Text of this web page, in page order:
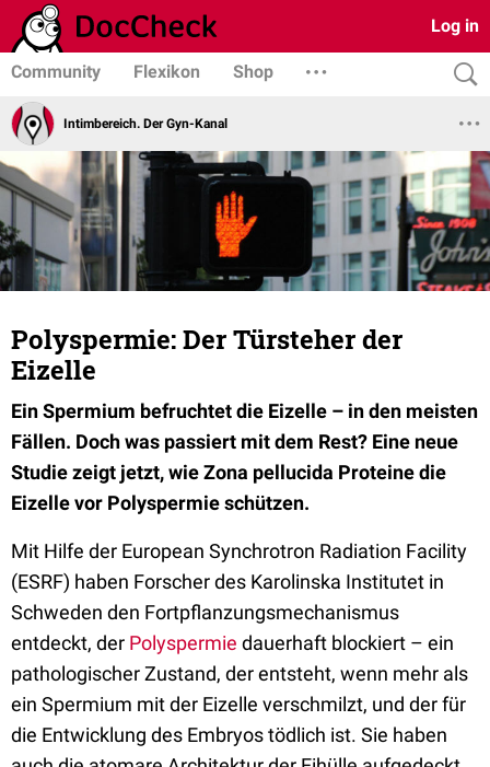
Log in
Community Flexikon Shop
Intimbereich. Der Gyn-Kanal
Polyspermie: Der Türsteher der
Eizelle
Ein Spermium befruchtet die Eizelle – in den meisten
Fällen. Doch was passiert mit dem Rest? Eine neue
Studie zeigt jetzt, wie Zona pellucida Proteine die
Eizelle vor Polyspermie schützen.
Mit Hilfe der European Synchrotron Radiation Facility
(ESRF) haben Forscher des Karolinska Institutet in
Schweden den Fortpflanzungsmechanismus
entdeckt, der Polyspermie dauerhaft blockiert – ein
pathologischer Zustand, der entsteht, wenn mehr als
ein Spermium mit der Eizelle verschmilzt, und der für
die Entwicklung des Embryos tödlich ist. Sie haben